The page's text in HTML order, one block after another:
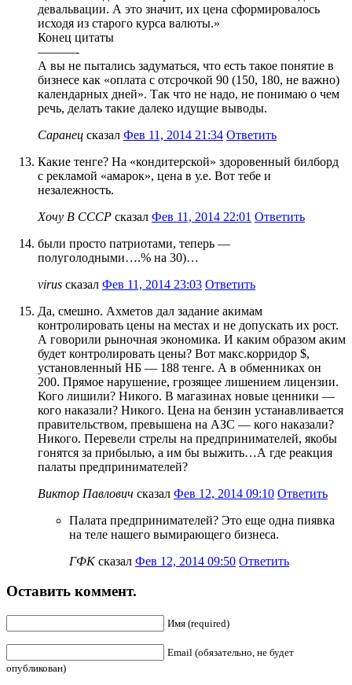
девальвации. А это значит, их цена сформировалось
исходя из старого курса валюты.»
Конец цитаты
———-
А вы не пытались задуматься, что есть такое понятие в
бизнесе как «оплата с отсрочкой 90 (150, 180, не важно)
календарных дней». Так что не надо, не понимаю о чем
речь, делать такие далеко идущие выводы.
Саранец сказал Фев 11, 2014 21:34 Ответить
Какие тенге? На «кондитерской» здоровенный билборд
с рекламой «aмарок», цена в у.е. Вот тебе и
незалежность.
Хочу В СССР сказал Фев 11, 2014 22:01 Ответить
были просто патриотами, теперь —
полуголодными….% на 30)…
virus сказал Фев 11, 2014 23:03 Ответить
Да, смешно. Ахметов дал задание акимам
контролировать цены на местах и не допускать их рост.
А говорили рыночная экономика. И каким образом аким
будет контролировать цены? Вот макс.корридор $,
установленный НБ — 188 тенге. А в обменниках он
200. Прямое нарушение, грозящее лишением лицензии.
Кого лишили? Никого. В магазинах новые ценники —
кого наказали? Никого. Цена на бензин устанавливается
правительством, превышена на АЗС — кого наказали?
Никого. Перевели стрелы на предпринимателей, якобы
гонятся за прибылью, а им бы выжить…А где реакция
палаты предпринимателей?
Виктор Павлович сказал Фев 12, 2014 09:10 Ответить
Палата предпринимателей? Это еще одна пиявка
на теле нашего вымирающего бизнеса.
ГФКсказал Фев 12, 2014 09:50 Ответить
Оставить коммент.
Имя (required)
Email (обязательно, не будет
опубликован)